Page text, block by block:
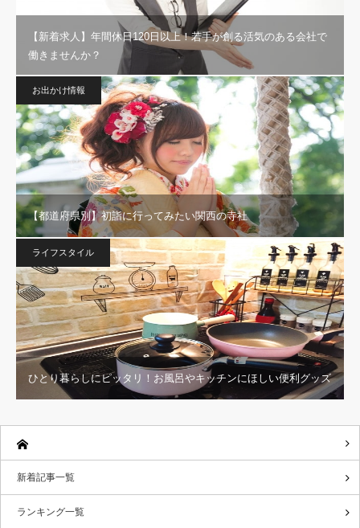
【新着求人】年間休日120日以上！若手が創る活気のある会社で
働きませんか？
お出かけ情報
【都道府県別】初詣に行ってみたい関西の寺社
ライフスタイル
ひとり暮らしにピッタリ！お風呂やキッチンにほしい便利グッズ
新着記事一覧
ランキング一覧